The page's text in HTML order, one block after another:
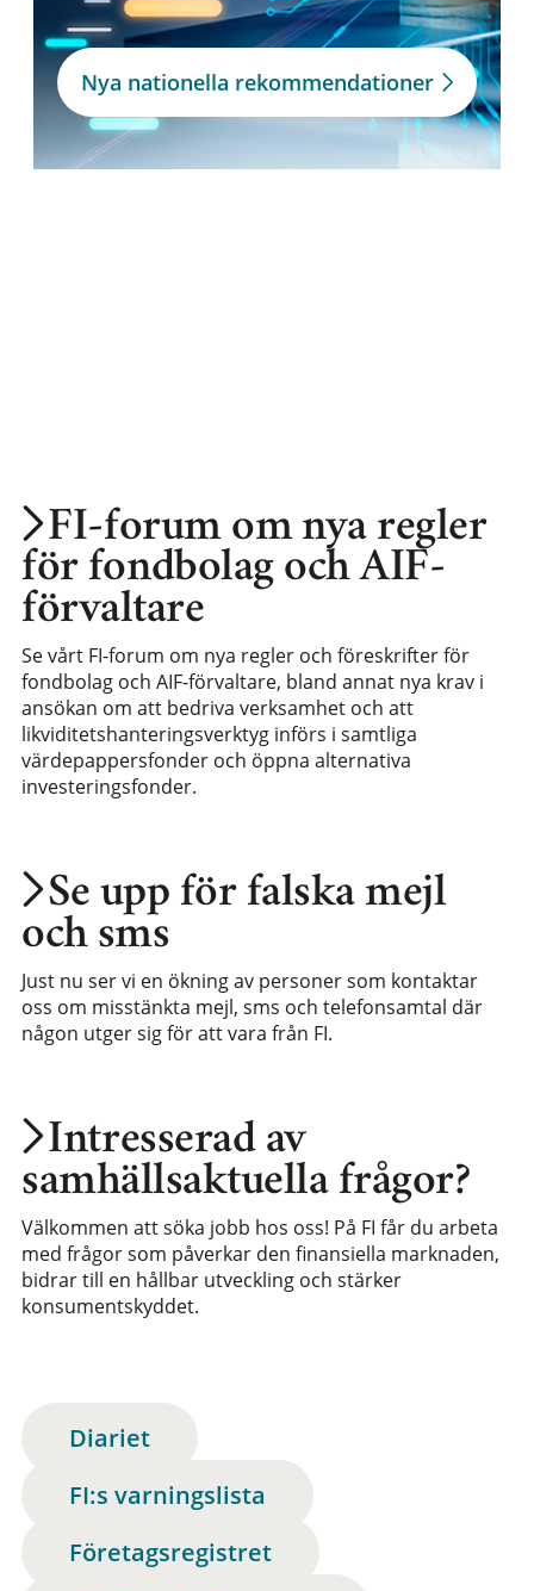
Nya nationella rekommendationer
Intresserad av
samhällsaktuella frågor?
Välkommen att söka jobb hos oss! På FI får du arbeta
med frågor som påverkar den finansiella marknaden,
bidrar till en hållbar utveckling och stärker
konsumentskyddet.
Se upp för falska mejl
och sms
Just nu ser vi en ökning av personer som kontaktar
oss om misstänkta mejl, sms och telefonsamtal där
någon utger sig för att vara från FI.
FI-forum om nya regler
för fondbolag och AIF-
förvaltare
Se vårt FI-forum om nya regler och föreskrifter för
fondbolag och AIF-förvaltare, bland annat nya krav i
ansökan om att bedriva verksamhet och att
likviditetshanteringsverktyg införs i samtliga
värdepappersfonder och öppna alternativa
investeringsfonder.
Diariet
FI:s varningslista
Företagsregistret